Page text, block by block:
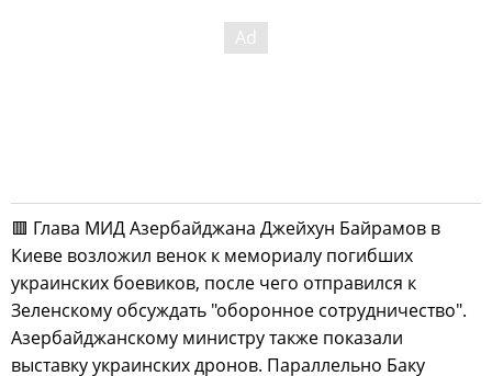
🟥 Глава МИД Азербайджана Джейхун Байрамов в
Киеве возложил венок к мемориалу погибших
украинских боевиков, после чего отправился к
Зеленскому обсуждать "оборонное сотрудничество".
Азербайджанскому министру также показали
выставку украинских дронов. Параллельно Баку